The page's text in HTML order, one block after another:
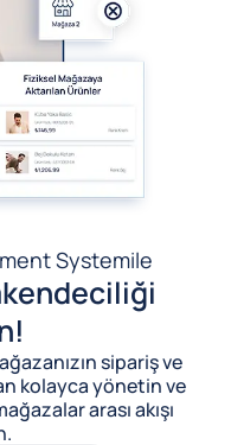
Systemile
sipariş ve
kolayca yönetin ve
arası akışı